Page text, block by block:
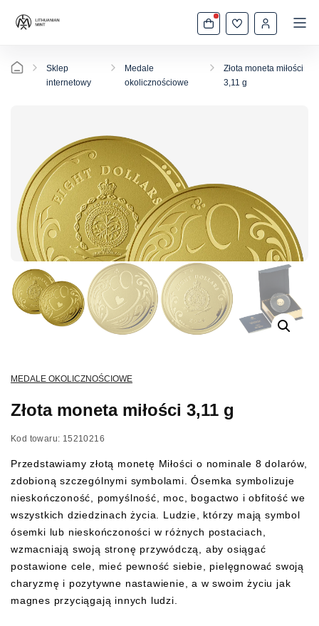
Sklep
internetowy
Medale
okolicznościowe
Złota moneta miłości
3,11 g
MEDALE OKOLICZNOŚCIOWE
Złota moneta miłości 3,11 g
Kod towaru: 15210216
Przedstawiamy złotą monetę Miłości o nominale 8 dolarów,
zdobioną szczególnymi symbolami. Ósemka symbolizuje
nieskończoność, pomyślność, moc, bogactwo i obfitość we
wszystkich dziedzinach życia. Ludzie, którzy mają symbol
ósemki lub nieskończoności w różnych postaciach,
wzmacniają swoją stronę przywódczą, aby osiągać
postawione cele, mieć pewność siebie, pielęgnować swoją
charyzmę i pozytywne nastawienie, a w swoim życiu jak
magnes przyciągają innych ludzi.